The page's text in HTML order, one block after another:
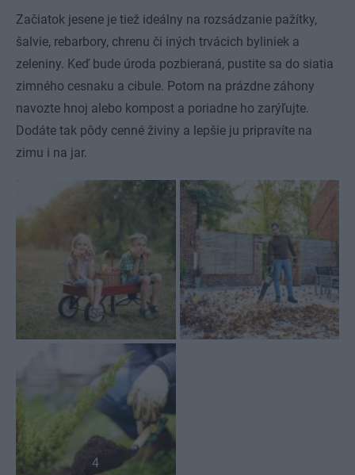
Začiatok jesene je tiež ideálny na rozsádzanie pažítky,
šalvie, rebarbory, chrenu či iných trvácich byliniek a
zeleniny. Keď bude úroda pozbieraná, pustite sa do siatia
zimného cesnaku a cibule. Potom na prázdne záhony
navozte hnoj alebo kompost a poriadne ho zarýľujte.
Dodáte tak pôdy cenné živiny a lepšie ju pripravíte na
zimu i na jar.
4